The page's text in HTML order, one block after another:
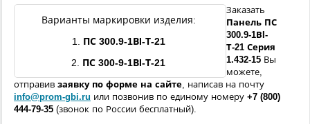
Варианты маркировки изделия:
1. ПС 300.9-1ВI-Т-21
2.
ПС 300-9-1ВI-Т-21
Заказать
Панель ПС
300.9-1ВI -
Т-21 Серия
1.432-15 Вы
можете,
отправив заявку по форме на сайте, написав на почту
info@prom-gbi.ru или позвонив по единому номеру +7 (800)
444-79-35 (звонок по России бесплатный).